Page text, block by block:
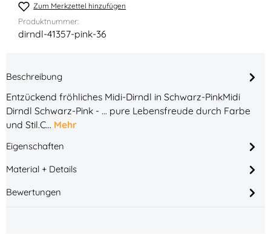
Zum Merkzettel hinzufügen
Produktnummer:
dirndl-41357-pink-36
Beschreibung
Entzückend fröhliches Midi-Dirndl in Schwarz-PinkMidi
Dirndl Schwarz-Pink - ... pure Lebensfreude durch Farbe
und Stil.C… Mehr
Eigenschaften
Material + Details
Bewertungen